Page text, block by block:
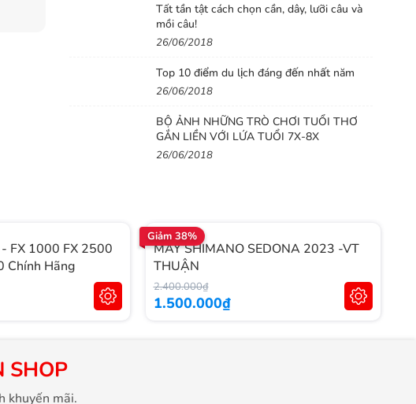
Tất tần tật cách chọn cần, dây, lưỡi câu và
mồi câu!
26/06/2018
Top 10 điểm du lịch đáng đến nhất năm
26/06/2018
BỘ ẢNH NHỮNG TRÒ CHƠI TUỔI THƠ
GẮN LIỀN VỚI LỨA TUỔI 7X-8X
26/06/2018
FX 1000 FX 2500
Chính Hãng
Giảm 38%
MÁY SHIMANO SEDONA 2023 -VT
THUẬN
2.400.000₫
1.500.000₫
SHOP
khuyến mãi.